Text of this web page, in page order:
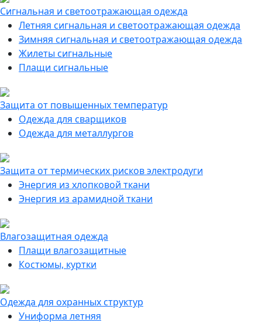
Сигнальная и светоотражающая одежда
Летняя сигнальная и светоотражающая одежда
Зимняя сигнальная и светоотражающая одежда
Жилеты сигнальные
Плащи сигнальные
Защита от повышенных температур
Одежда для сварщиков
Одежда для металлургов
Защита от термических рисков электродуги
Энергия из хлопковой ткани
Энергия из арамидной ткани
Влагозащитная одежда
Плащи влагозащитные
Костюмы, куртки
Одежда для охранных структур
Униформа летняя